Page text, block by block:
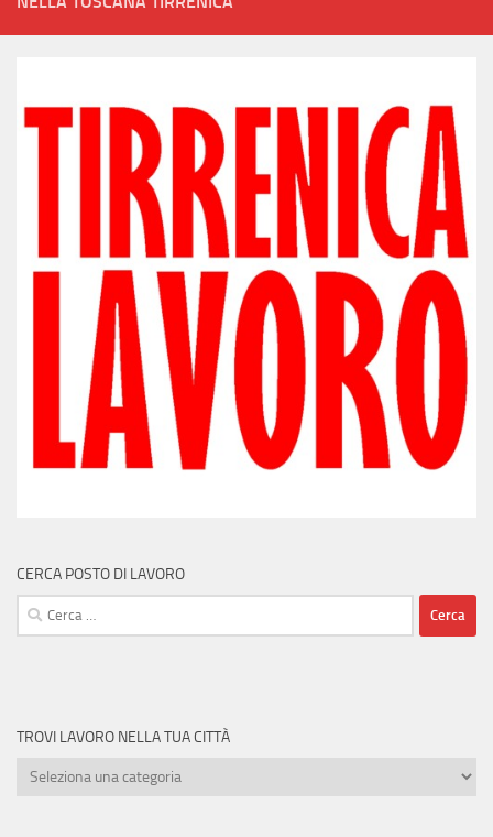
CERCA POSTO DI LAVORO
Ricerca
per:
TROVI LAVORO NELLA TUA CITTÀ
Trovi